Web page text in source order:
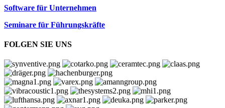
Software für Unternehmen
Seminare für Führungskräfte
FOLGEN SIE UNS